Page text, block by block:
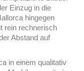
Einzug in die
hingegen
rein rechnerisch
Abstand auf
in einem qualitativ